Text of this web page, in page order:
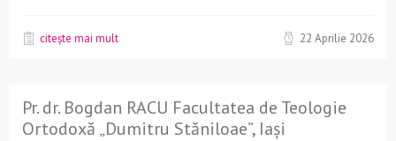
citește mai mult 22 Aprilie 2026
Pr. dr. Bogdan RACU Facultatea de Teologie
Ortodoxă „Dumitru Stăniloae”, Iași